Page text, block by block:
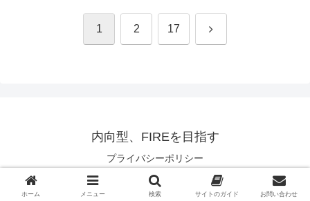
1 2 17 次
内向型、FIREを目指す
プライバシーポリシー
© 2023 内向型、FIREを目指す.
ホーム メニュー 検索 サイトのガイド お問い合わせ